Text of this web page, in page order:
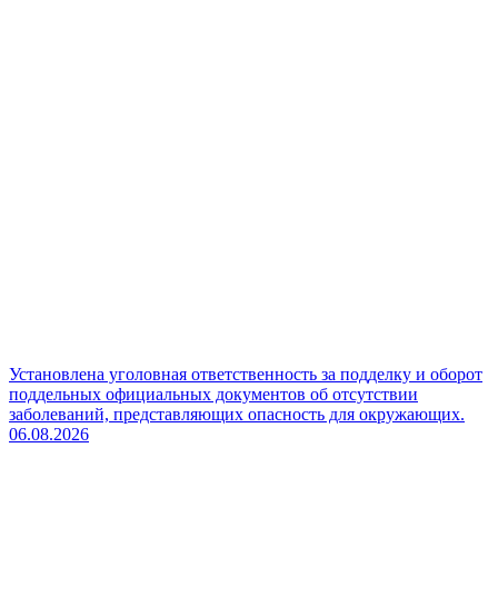
Установлена уголовная ответственность за подделку и оборот
поддельных официальных документов об отсутствии
заболеваний, представляющих опасность для окружающих.
06.08.2026